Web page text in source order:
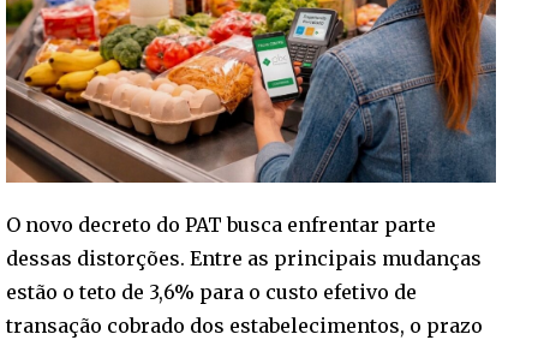
O novo decreto do PAT busca enfrentar parte
dessas distorções. Entre as principais mudanças
estão o teto de 3,6% para o custo efetivo de
transação cobrado dos estabelecimentos, o prazo